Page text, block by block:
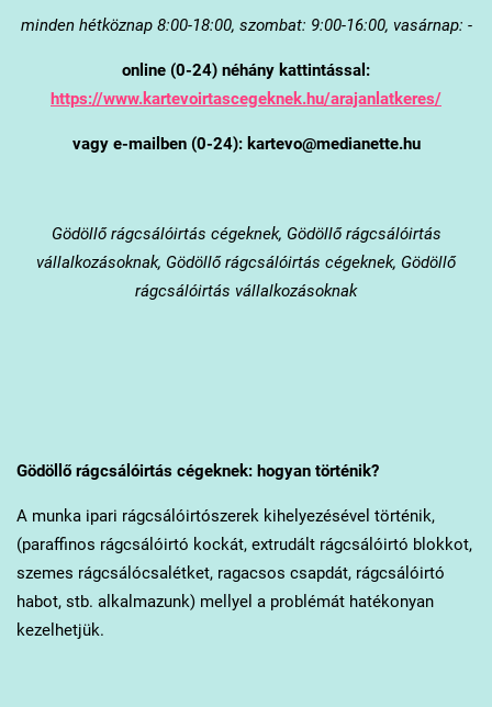
minden hétköznap 8:00-18:00, szombat: 9:00-16:00, vasárnap: -
online (0-24) néhány kattintással:
https://www.kartevoirtascegeknek.hu/arajanlatkeres/
vagy e-mailben (0-24): kartevo@medianette.hu
Gödöllőrágcsálóirtás cégeknek, Gödöllő rágcsálóirtás
vállalkozásoknak, Gödöllő rágcsálóirtás cégeknek, Gödöllő
rágcsálóirtás vállalkozásoknak
Gödöllőrágcsálóirtás cégeknek: hogyan történik?
A munka ipari rágcsálóirtószerek kihelyezésével történik,
(paraffinos rágcsálóirtó kockát, extrudált rágcsálóirtó blokkot,
szemes rágcsálócsalétket, ragacsos csapdát, rágcsálóirtó
habot, stb. alkalmazunk) mellyel a problémát hatékonyan
kezelhetjük.